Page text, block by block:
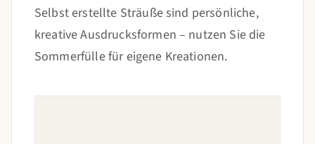
Selbst erstellte Sträuße sind persönliche,
kreative Ausdrucksformen – nutzen Sie die
Sommerfülle für eigene Kreationen.